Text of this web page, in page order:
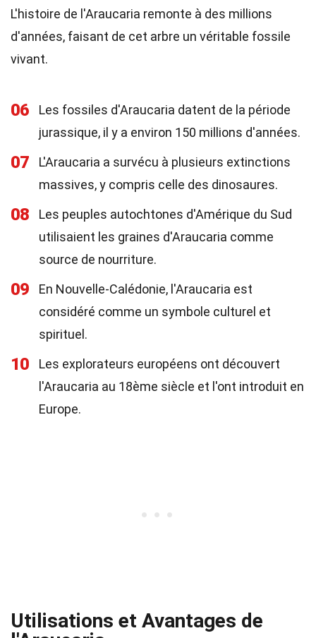
L'histoire de l'Araucaria remonte à des millions
d'années, faisant de cet arbre un véritable fossile
vivant.
06
Les fossiles d'Araucaria datent de la période
jurassique, il y a environ 150 millions d'années.
07
L'Araucaria a survécu à plusieurs extinctions
massives, y compris celle des dinosaures.
08
Les peuples autochtones d'Amérique du Sud
utilisaient les graines d'Araucaria comme
source de nourriture.
09
En Nouvelle-Calédonie, l'Araucaria est
considéré comme un symbole culturel et
spirituel.
10
Les explorateurs européens ont découvert
l'Araucaria au 18ème siècle et l'ont introduit en
Europe.
Utilisations et Avantages de